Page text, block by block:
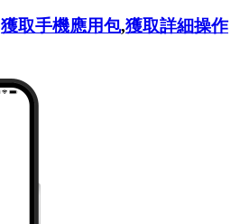
獲取手機應用包,獲取詳細操作